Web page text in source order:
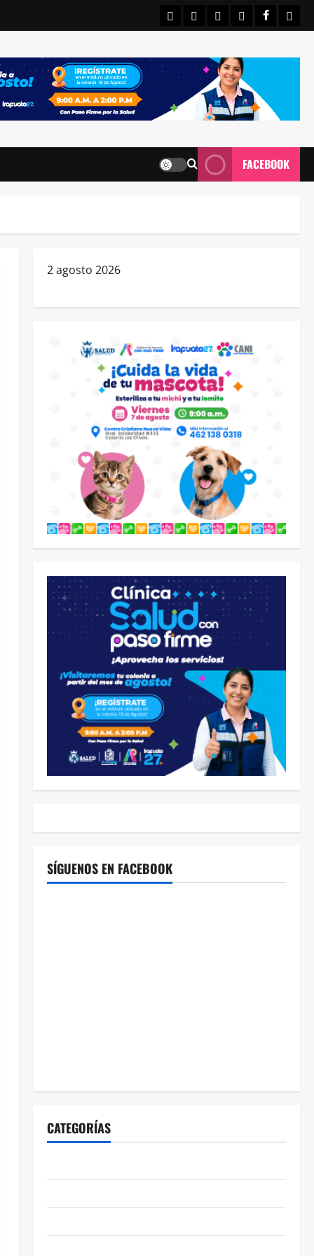
INICIOIRAPUATO
ESTATALES
FACEBOOK
2 agosto 2026
SÍGUENOS EN FACEBOOK
CATEGORÍAS